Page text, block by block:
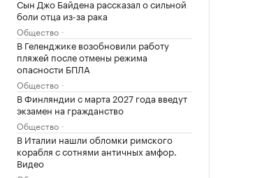
Сын Джо Байдена рассказал о сильной
боли отца из-за рака
Общество
В Геленджике возобновили работу
пляжей после отмены режима
опасности БПЛА
Общество
В Финляндии с марта 2027 года введут
экзамен на гражданство
Общество
В Италии нашли обломки римского
корабля с сотнями античных амфор.
Видео